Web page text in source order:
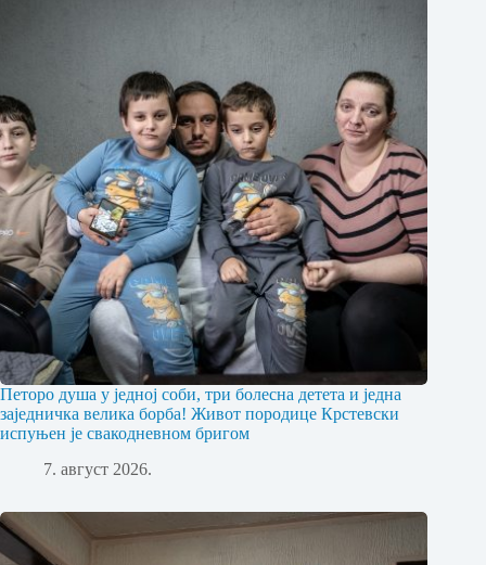
Петоро душа у једној соби, три болесна детета и једна
заједничка велика борба! Живот породице Крстевски
испуњен је свакодневном бригом
7. август 2026.